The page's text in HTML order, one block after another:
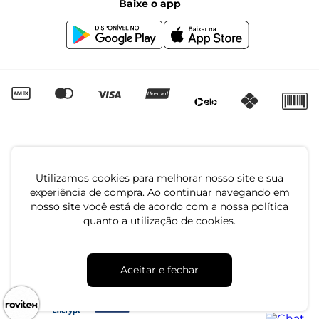
Utilizamos cookies para melhorar nosso site e sua
experiência de compra. Ao continuar navegando em
nosso site você está de acordo com a nossa política
quanto a utilização de cookies.
Aceitar e fechar
Canal de Denúncias | Ética
Igualdade Salarial
Baixe o app
CNPJ: 79.233.672/0001-05
Av. Maria Marangoni, 391 - 89129-080 - Luiz Alves - SC